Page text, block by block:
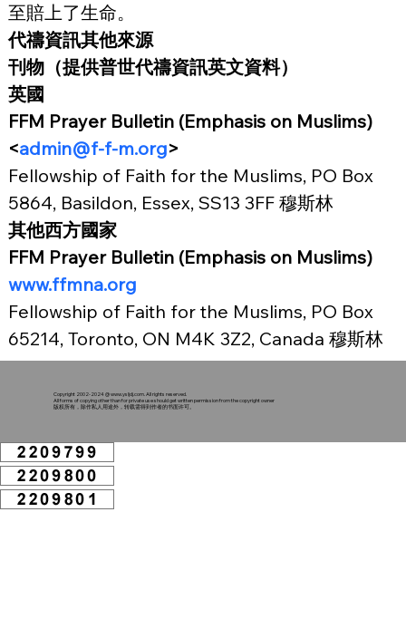
至賠上了生命。
代禱資訊其他來源
刊物（提供普世代禱資訊英文資料）
英國
FFM Prayer Bulletin (Emphasis on Muslims)
<admin@f-f-m.org>
Fellowship of Faith for the Muslims, PO Box
5864, Basildon, Essex, SS13 3FF 穆斯林
其他西方國家
FFM Prayer Bulletin (Emphasis on Muslims)
www.ffmna.org
Fellowship of Faith for the Muslims, PO Box
65214, Toronto, ON M4K 3Z2, Canada 穆斯林
Copyright 2002-2024 @www.ysljdj.com. All rights reserved.
All forms of copying other than for private use should get written permission from the copyright owner
版权所有，除作私人用途外，转载需得到作者的书面许可。